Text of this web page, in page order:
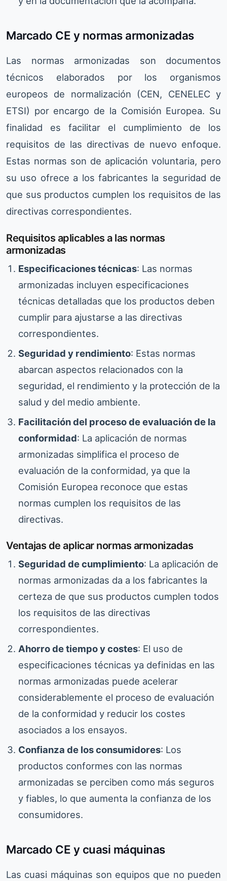
Marcado CE y normas armonizadas
Las normas armonizadas son documentos
técnicos elaborados por los organismos
europeos de normalización (CEN, CENELEC y
ETSI) por encargo de la Comisión Europea. Su
finalidad es facilitar el cumplimiento de los
requisitos de las directivas de nuevo enfoque.
Estas normas son de aplicación voluntaria, pero
su uso ofrece a los fabricantes la seguridad de
que sus productos cumplen los requisitos de las
directivas correspondientes.
Requisitos aplicables a las normas
armonizadas
Especificaciones técnicas: Las normas
armonizadas incluyen especificaciones
técnicas detalladas que los productos deben
cumplir para ajustarse a las directivas
correspondientes.
Seguridad y rendimiento: Estas normas
abarcan aspectos relacionados con la
seguridad, el rendimiento y la protección de la
salud y del medio ambiente.
Facilitación del proceso de evaluación de la
conformidad: La aplicación de normas
armonizadas simplifica el proceso de
evaluación de la conformidad, ya que la
Comisión Europea reconoce que estas
normas cumplen los requisitos de las
directivas.
Ventajas de aplicar normas armonizadas
Seguridad de cumplimiento: La aplicación de
normas armonizadas da a los fabricantes la
certeza de que sus productos cumplen todos
los requisitos de las directivas
correspondientes.
Ahorro de tiempo y costes: El uso de
especificaciones técnicas ya definidas en las
normas armonizadas puede acelerar
considerablemente el proceso de evaluación
de la conformidad y reducir los costes
asociados a los ensayos.
Confianza de los consumidores: Los
productos conformes con las normas
armonizadas se perciben como más seguros
y fiables, lo que aumenta la confianza de los
consumidores.
Marcado CE y cuasi máquinas
Las cuasi máquinas son equipos que no pueden